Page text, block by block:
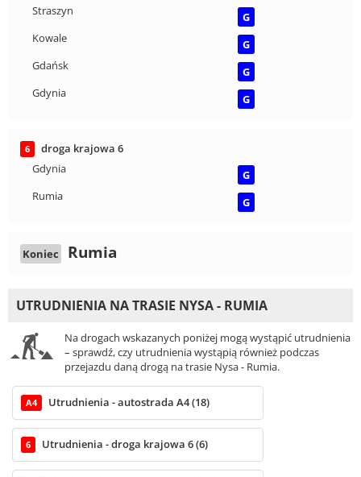
Straszyn
G
Kowale
G
Gdańsk
G
Gdynia
G
6
droga krajowa 6
Gdynia
G
Rumia
G
Koniec Rumia
UTRUDNIENIA NA TRASIE NYSA - RUMIA
Na drogach wskazanych poniżej mogą wystąpić utrudnienia
– sprawdź, czy utrudnienia wystąpią również podczas
przejazdu daną drogą na trasie Nysa - Rumia.
A4 Utrudnienia - autostrada A4 (18)
6 Utrudnienia - droga krajowa 6 (6)